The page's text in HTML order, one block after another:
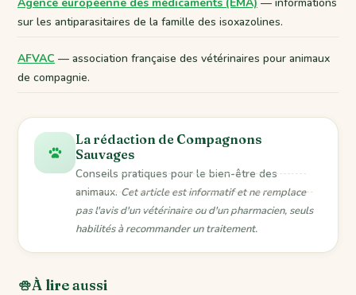
sur les antiparasitaires de la famille des isoxazolines.
AFVAC — association française des vétérinaires pour animaux
de compagnie.
La rédaction de Compagnons
Sauvages
Conseils pratiques pour le bien-être des
animaux.Cet article est informatif et ne remplace
pas l'avis d'un vétérinaire ou d'un pharmacien, seuls
habilités à recommander un traitement.
À lire aussi